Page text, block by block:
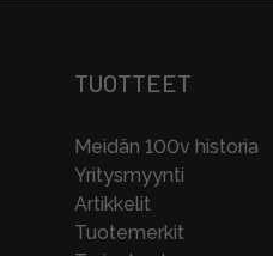
TUOTTEET
Meidän 100v historia
Yritysmyynti
Artikkelit
Tuotemerkit